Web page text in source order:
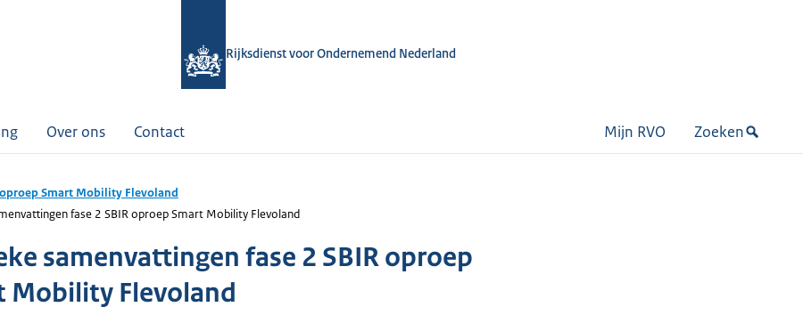
Rijksdienst voor Ondernemend Nederland
Over ons Contact Mijn RVO Zoeken
oproep Smart Mobility Flevoland
fase 2 SBIR oproep Smart Mobility Flevoland
samenvattingen fase 2 SBIR oproep
Mobility Flevoland